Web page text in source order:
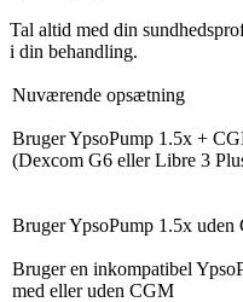
Tal altid med din
i din behandling.
Nuværende opsætning
Bruger YpsoPump 1.5x +
(Dexcom G6 eller Libre 3
Bruger YpsoPump 1.5x uden
Bruger en inkompatibel
med eller uden CGM